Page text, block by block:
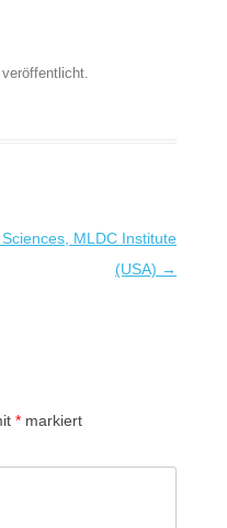
veröffentlicht.
MLDC Institute
(USA) →
* markiert